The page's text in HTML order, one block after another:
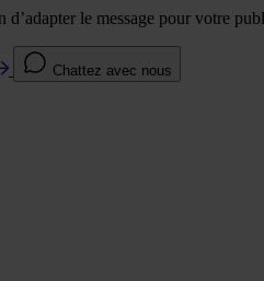
le message pour votre
Chattez avec nous